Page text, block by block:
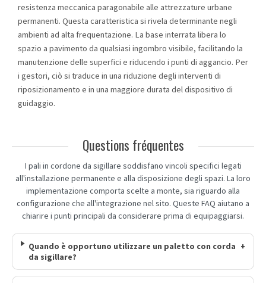
resistenza meccanica paragonabile alle attrezzature urbane
permanenti. Questa caratteristica si rivela determinante negli
ambienti ad alta frequentazione. La base interrata libera lo
spazio a pavimento da qualsiasi ingombro visibile, facilitando la
manutenzione delle superfici e riducendo i punti di aggancio. Per
i gestori, ciò si traduce in una riduzione degli interventi di
riposizionamento e in una maggiore durata del dispositivo di
guidaggio.
Questions fréquentes
I pali in cordone da sigillare soddisfano vincoli specifici legati
all'installazione permanente e alla disposizione degli spazi. La loro
implementazione comporta scelte a monte, sia riguardo alla
configurazione che all'integrazione nel sito. Queste FAQ aiutano a
chiarire i punti principali da considerare prima di equipaggiarsi.
Quando è opportuno utilizzare un paletto con corda
da sigillare?
+